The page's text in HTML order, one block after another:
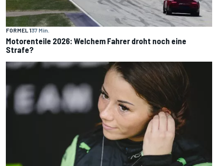
FORMEL 137 Min.
Motorenteile 2026: Welchem Fahrer droht noch eine
Strafe?